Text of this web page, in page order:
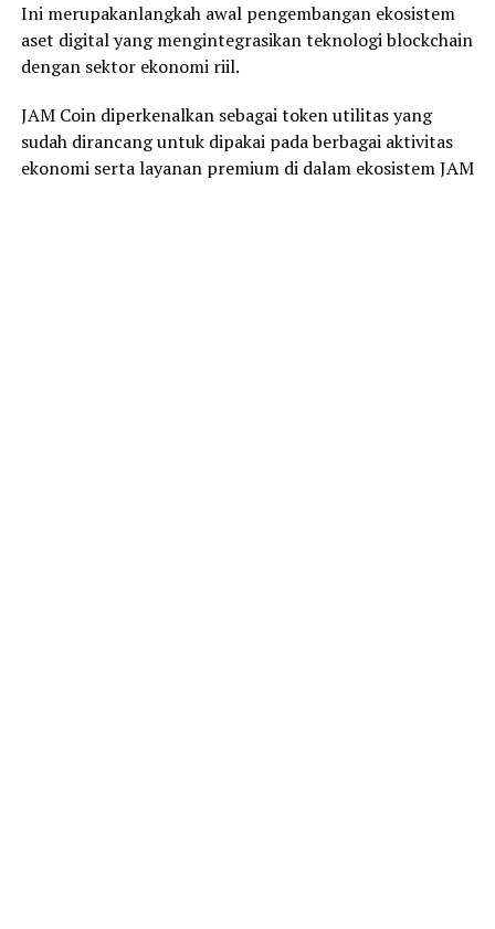
Ini merupakanlangkah awal pengembangan ekosistem
aset digital yang mengintegrasikan teknologi blockchain
dengan sektor ekonomi riil.
JAM Coin diperkenalkan sebagai token utilitas yang
sudah dirancang untuk dipakai pada berbagai aktivitas
ekonomi serta layanan premium di dalam ekosistem JAM